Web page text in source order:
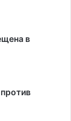
в